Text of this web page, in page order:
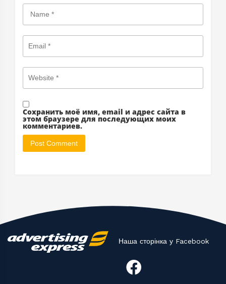
Сохранить моё имя, email и адрес сайта в
этом браузере для последующих моих
комментариев.
Наша сторінка у Facebook